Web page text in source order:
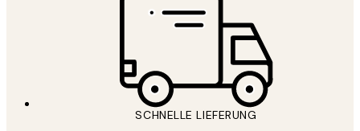
SCHNELLE LIEFERUNG